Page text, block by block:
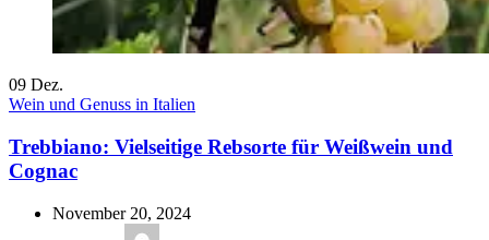
09 Dez.
Wein und Genuss in Italien
Trebbiano: Vielseitige Rebsorte für Weißwein und
Cognac
November 20, 2024